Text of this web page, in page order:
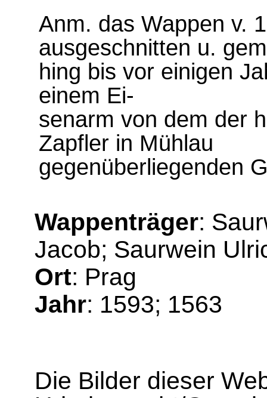
Anm. das Wappen v.
ausgeschnitten u.
hing bis vor einigen
einem Ei-
senarm von dem der
Zapfler in Mühlau
gegenüberliegenden
Wappenträger:
Jacob; Saurwein
Ort: Prag
Jahr: 1593; 1563
Die Bilder dieser